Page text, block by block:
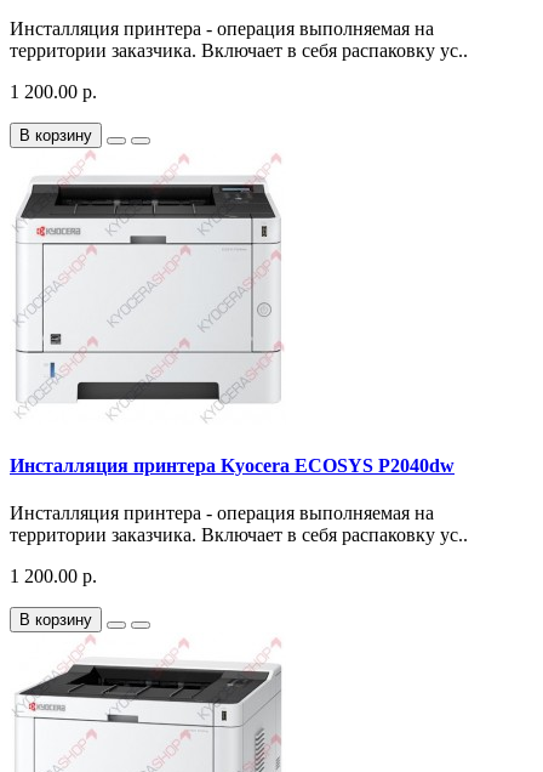
Инсталляция принтера - операция выполняемая на
территории заказчика. Включает в себя распаковку ус..
1 200.00 р.
В корзину
Инсталляция принтера Kyocera ECOSYS P2040dw
Инсталляция принтера - операция выполняемая на
территории заказчика. Включает в себя распаковку ус..
1 200.00 р.
В корзину